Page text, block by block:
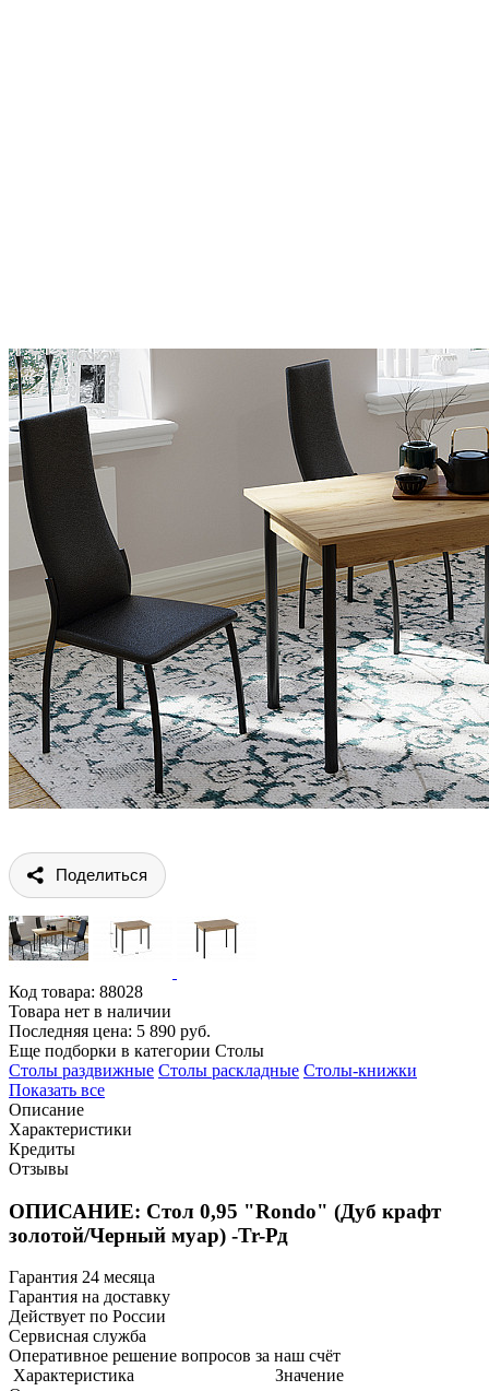
Поделиться
Код товара: 88028
Товара нет в наличии
Последняя цена: 5 890 руб.
Еще подборки в категории Столы
Столы раздвижные Столы раскладные Столы-книжки
Показать все
Описание
Характеристики
Кредиты
Отзывы
ОПИСАНИЕ: Стол 0,95 "Rondo" (Дуб крафт
золотой/Черный муар) -Tr-Рд
Гарантия 24 месяца
Гарантия на доставку
Действует по России
Сервисная служба
Оперативное решение вопросов за наш счёт
Характеристика
Значение